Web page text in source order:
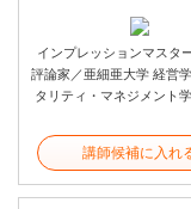
インプレッションマスタ
評論家／亜細亜大学 経営
タリティ・マネジメント
講師候補に入れ